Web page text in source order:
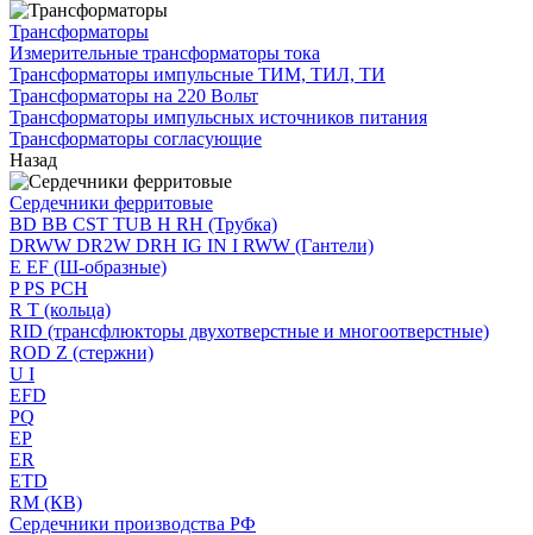
Трансформаторы
Измерительные трансформаторы тока
Трансформаторы импульсные ТИМ, ТИЛ, ТИ
Трансформаторы на 220 Вольт
Трансформаторы импульсных источников питания
Трансформаторы согласующие
Назад
Сердечники ферритовые
BD BB CST TUB H RH (Трубка)
DRWW DR2W DRH IG IN I RWW (Гантели)
E EF (Ш-образные)
P PS PCH
R T (кольца)
RID (трансфлюкторы двухотверстные и многоотверстные)
ROD Z (стержни)
U I
EFD
PQ
EP
ER
ETD
RM (КВ)
Сердечники производства РФ